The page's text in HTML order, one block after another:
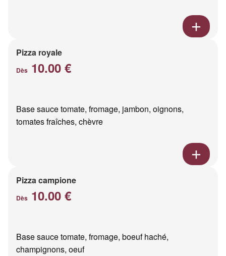
Pizza royale
Dès 10.00 €
Base sauce tomate, fromage, jambon, oignons,
tomates fraîches, chèvre
Pizza campione
Dès 10.00 €
Base sauce tomate, fromage, boeuf haché,
champignons, oeuf